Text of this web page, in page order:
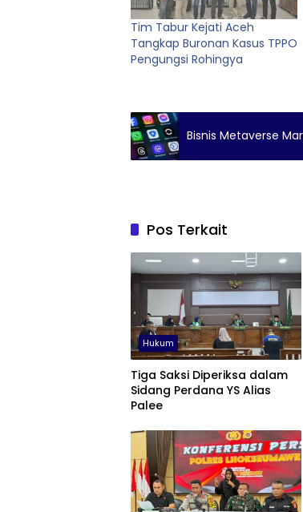
Tim Tabur Kejati Aceh
Tangkap Buronan Kasus TPPO
Pengungsi Rohingya
Bisnis Metaverse
Pos Terkait
Hukum
Tiga Saksi Diperiksa dalam
Sidang Perdana YS Alias
Palee